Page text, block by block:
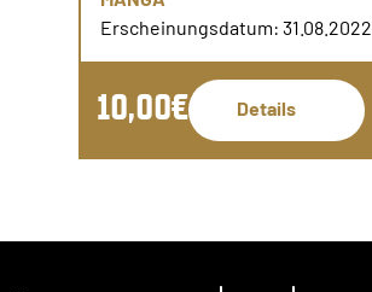
Erscheinungsdatum: 31.08.2022
10,00€ Details